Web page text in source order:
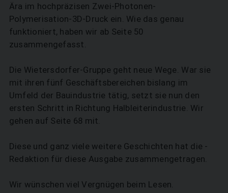
Ära im hochpräzisen Zwei-Photonen-
Polymerisation-­3D-Druck ein. Wie das genau
funktioniert, haben wir ab Seite 50
zusammengefasst.
Die Wietersdorfer-Gruppe geht neue Wege. War sie
mit ihren fünf Geschäfts­bereichen bislang im
Umfeld der Bauindustrie tätig, setzt sie nun den
ersten Schritt in Richtung Halbleiterindustrie. Wir
gehen auf Seite 68 mit.
Diese und ganz viele weitere Geschichten hat die ­
Redaktion für diese Ausgabe zusammengetragen.
Wir wünschen viel Vergnügen beim Lesen.